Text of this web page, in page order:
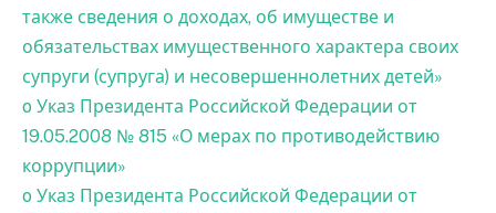
также сведения о доходах, об имуществе и
обязательствах имущественного характера своих
супруги (супруга) и несовершеннолетних детей»
o Указ Президента Российской Федерации от
19.05.2008 № 815 «О мерах по противодействию
коррупции»
o Указ Президента Российской Федерации от